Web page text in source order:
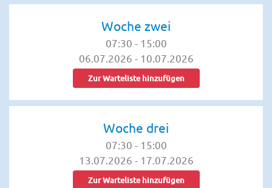
Woche zwei
07:30 - 15:00
06.07.2026 - 10.07.2026
Zur Warteliste hinzufügen
Woche drei
07:30 - 15:00
13.07.2026 - 17.07.2026
Zur Warteliste hinzufügen